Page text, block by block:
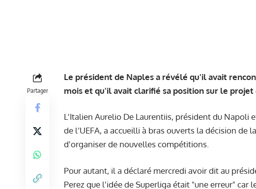
Partager
Le président de Naples a révélé qu'il avait
mois et qu'il avait clarifié sa position sur le projet
L'Italien Aurelio De Laurentiis, président du Napoli
de l’UEFA, a accueilli à bras ouverts la décision de
d'organiser de nouvelles compétitions.
Pour autant, il a déclaré mercredi avoir dit au
Perez que l'idée de Superliga était "une erreur"